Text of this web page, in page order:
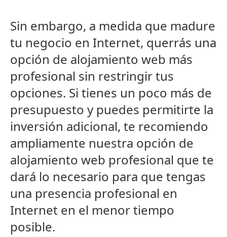
Sin embargo, a medida que madure
tu negocio en Internet, querrás una
opción de alojamiento web más
profesional sin restringir tus
opciones. Si tienes un poco más de
presupuesto y puedes permitirte la
inversión adicional, te recomiendo
ampliamente nuestra opción de
alojamiento web profesional que te
dará lo necesario para que tengas
una presencia profesional en
Internet en el menor tiempo
posible.